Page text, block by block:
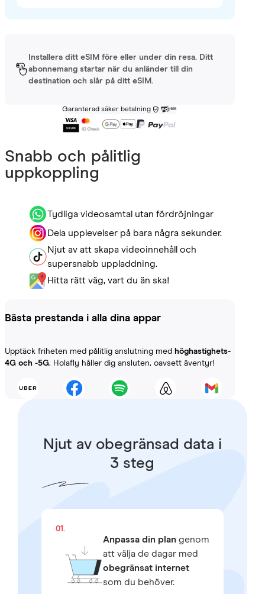
Installera ditt eSIM före eller under din resa. Ditt
abonnemang startar när du anländer till din
destination och slår på ditt eSIM.
Garanterad säker betalning
Snabb och pålitlig
uppkoppling
Tydliga videosamtal utan fördröjningar
Dela upplevelser på bara några sekunder.
Njut av att skapa videoinnehåll och
supersnabb uppladdning.
Hitta rätt väg, vart du än ska!
Bästa prestanda i alla dina appar
Upptäck friheten med pålitlig anslutning med höghastighets-
4G och -5G. Holafly håller dig ansluten, oavsett äventyr!
Njut av obegränsad data i
3 steg
01.
Anpassa din plangenom
att välja de dagar med
obegränsat internet
som du behöver.